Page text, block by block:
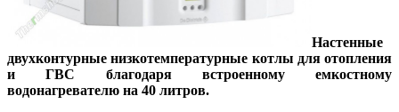
Настенные
двухконтурные низкотемпературные котлы для отопления
и ГВС благодаря встроенно­му емкостному
водонагревателю на 40 литров.